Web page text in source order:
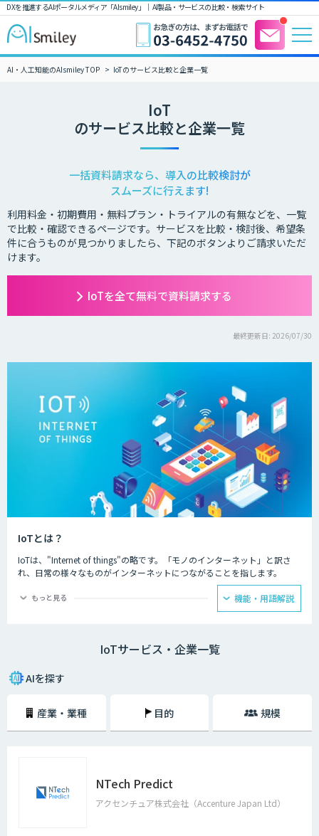
DXを推進するAIポータルメディア「AIsmiley」｜ AI製品・サービスの比較・検索サイト
AI・人工知能のAIsmiley TOP IoTのサービス比較と企業一覧
IoT
のサービス比較と企業一覧
一括資料請求なら、導入の比較検討が
スムーズに行えます!
利用料金・初期費用・無料プラン・トライアルの有無などを、一覧
で比較・確認できるページです。サービスを比較・検討後、希望条
件に合うものが見つかりましたら、下記のボタンよりご請求いただ
けます。
IoTを全て無料で資料請求する
最終更新日: 2026/07/30
IoTとは？
IoTは、"Internet of things"の略です。「モノのインターネット」と訳さ
れ、日常の様々なものがインターネットにつながることを指します。
IoTによってできることは主に二つあり、一つ目はモノの遠隔操作です。
インターネットにつながったモノを、リモコンなどを用いて遠隔から動き
二つ目は、モノのモニタリングです。モノにセンサーなどをつけ、その情
ことができます。
め、より便利で快適な生活ができるようになると期待されています。
もっと見る 機能・用語解説
IoTサービス・企業一覧
AIを探す
産業・業種 目的 規模
NTech Predict
アクセンチュア株式会社（Accenture Japan Ltd）